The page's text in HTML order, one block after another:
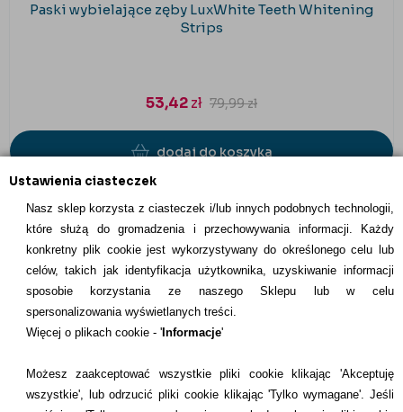
Ustawienia ciasteczek
Nasz sklep korzysta z ciasteczek i/lub innych podobnych technologii,
które służą do gromadzenia i przechowywania informacji. Każdy
konkretny plik cookie jest wykorzystywany do określonego celu lub
celów, takich jak identyfikacja użytkownika, uzyskiwanie informacji
sposobie korzystania ze naszego Sklepu lub w celu
spersonalizowania wyświetlanych treści.
Więcej o plikach cookie - 'Informacje'
Możesz zaakceptować wszystkie pliki cookie klikając 'Akceptuję
wszystkie', lub odrzucić pliki cookie klikając 'Tylko wymagane'. Jeśli
Paski wybielające zęby LuxWhite Teeth Whitening
Strips
53,42zł 79,99zł
dodaj do koszyka
INFORMACJE KONTAKTOWE
Informacje
Dostawcy